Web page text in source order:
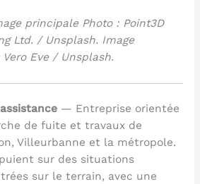
principale Photo : Point3D
Ltd. / Unsplash. Image
Eve / Unsplash.
— Entreprise orientée
de fuite et travaux de
Villeurbanne et la métropole.
sur des situations
sur le terrain, avec une